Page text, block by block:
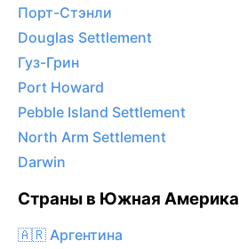
Порт-Стэнли
Douglas Settlement
Гуз-Грин
Port Howard
Pebble Island Settlement
North Arm Settlement
Darwin
Страны в Южная Америка
🇦🇷 Аргентина